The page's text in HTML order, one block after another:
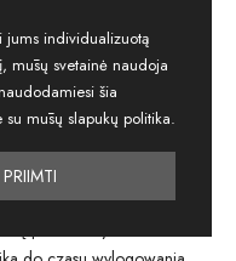
rodzajów
końcowym
użytkownika lub przez
przechowywane
jums individualizuotą
mūsų svetainė naudoja
šia
su mūsų slapukų politika.
PRIIMTI